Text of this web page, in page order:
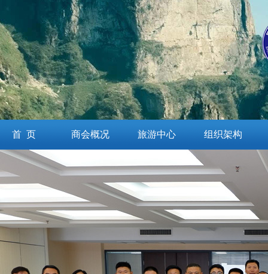
首 页 商会概况 旅游中心 组织架构